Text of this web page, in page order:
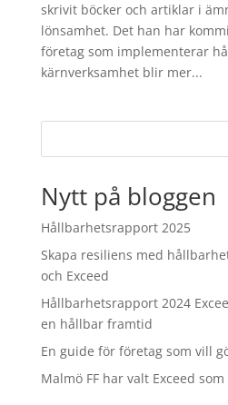
skrivit böcker och artiklar i
lönsamhet. Det han har
företag som implementerar
kärnverksamhet blir mer...
Nytt på bloggen
Hållbarhetsrapport 2025
Skapa resiliens med
och Exceed
Hållbarhetsrapport 2024
en hållbar framtid
En guide för företag som vill
Malmö FF har valt Exceed